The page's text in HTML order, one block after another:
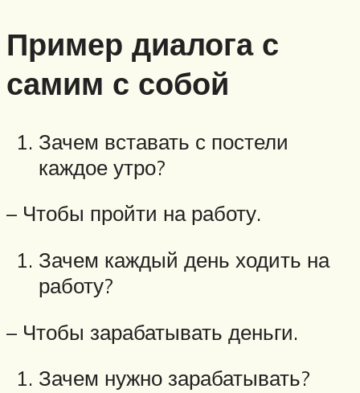
Пример диалога с
самим с собой
Зачем вставать с постели
каждое утро?
– Чтобы пройти на работу.
Зачем каждый день ходить на
работу?
– Чтобы зарабатывать деньги.
Зачем нужно зарабатывать?